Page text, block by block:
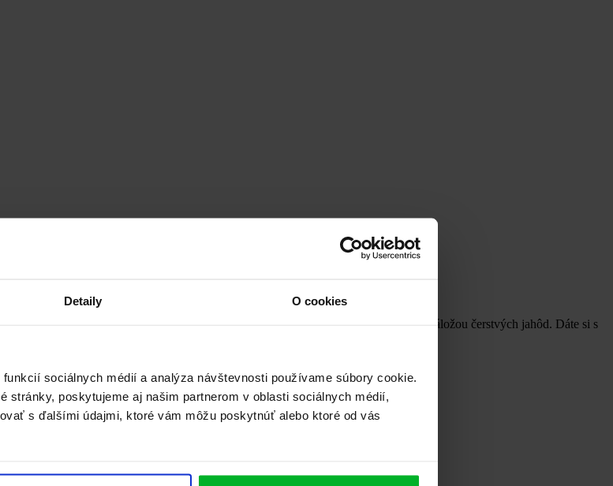
Detaily O cookies
sociálnych médií a analýza návštevnosti používame súbory cookie.
stránky, poskytujeme aj našim partnerom v oblasti sociálnych médií,
s ďalšími údajmi, ktoré vám môžu poskytnúť alebo ktoré od vás
so sebou do školy. Hovoríme o kysnutých koláčoch s tvarohovou náplňou a náložou čerstvých jahôd. Dáte si s